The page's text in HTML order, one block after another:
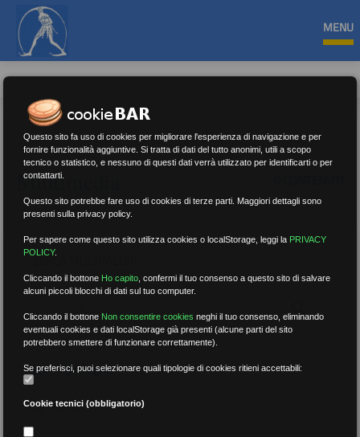
MENU
Multimedia
CERCA MULTIMEDIA:
per tipologia
Video
Questo sito fa uso di cookies per migliorare l'esperienza di navigazione e per
fornire funzionalità aggiuntive. Si tratta di dati del tutto anonimi, utili a scopo
tecnico o statistico, e nessuno di questi dati verrà utilizzato per identificarti o per
contattarti.
Questo sito potrebbe fare uso di cookies di terze parti. Maggiori dettagli sono
presenti sulla privacy policy.
Per sapere come questo sito utilizza cookies o localStorage, leggi la PRIVACY
POLICY.
Cliccando il bottone Ho capito,confermi il tuo consenso a questo sito di salvare
alcuni piccoli blocchi di dati sul tuo computer.
Cliccando il bottone Non consentire cookies neghi il tuo consenso, eliminando
eventuali cookies e dati localStorage già presenti (alcune parti del sito
potrebbero smettere di funzionare correttamente).
Se preferisci, puoi selezionare quali tipologie di cookies ritieni accettabili:
Cookie tecnici (obbligatorio)